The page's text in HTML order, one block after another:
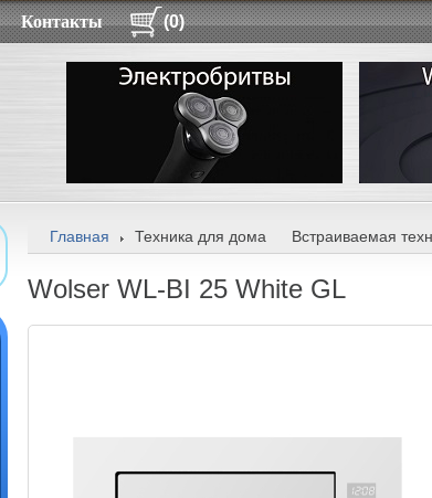
Контакты (0)
Главная Техника для дома Встраиваемая
Wolser WL-BI 25 White GL